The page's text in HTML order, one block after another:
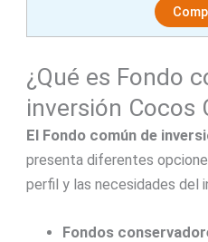
¿Qué es Fondo
inversión Cocos
El Fondo común de
presenta diferentes
perfil y las necesidades del
Fondos